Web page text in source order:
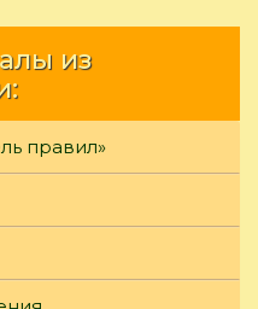
из
правил»